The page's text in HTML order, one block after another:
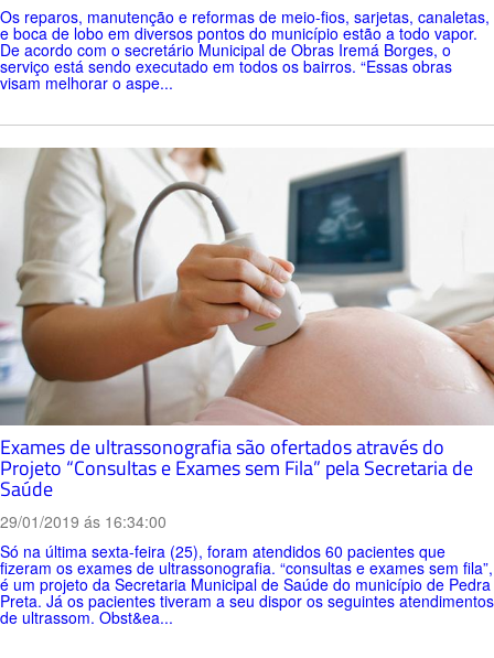
Os reparos, manutenção e reformas de meio-fios, sarjetas, canaletas,
e boca de lobo em diversos pontos do município estão a todo vapor.
De acordo com o secretário Municipal de Obras Iremá Borges, o
serviço está sendo executado em todos os bairros. “Essas obras
visam melhorar o aspe...
Exames de ultrassonografia são ofertados através do
Projeto “Consultas e Exames sem Fila” pela Secretaria de
Saúde
29/01/2019 ás 16:34:00
Só na última sexta-feira (25), foram atendidos 60 pacientes que
fizeram os exames de ultrassonografia. “consultas e exames sem fila”,
é um projeto da Secretaria Municipal de Saúde do município de Pedra
Preta. Já os pacientes tiveram a seu dispor os seguintes atendimentos
de ultrassom. Obst&ea...